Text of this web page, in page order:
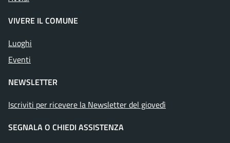
VIVERE IL COMUNE
Luoghi
Eventi
NEWSLETTER
Iscriviti per ricevere la Newsletter del giovedì
SEGNALA O CHIEDI ASSISTENZA